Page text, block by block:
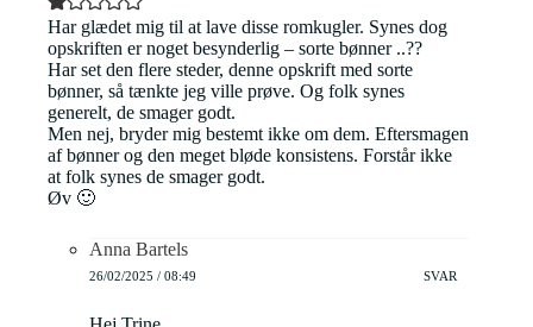
Har glædet mig til at lave disse romkugler. Synes dog
opskriften er noget besynderlig – sorte bønner ..??
Har set den flere steder, denne opskrift med sorte
bønner, så tænkte jeg ville prøve. Og folk synes
generelt, de smager godt.
Men nej, bryder mig bestemt ikke om dem. Eftersmagen
af bønner og den meget bløde konsistens. Forstår ikke
at folk synes de smager godt.
Øv 🙂
Anna Bartels
26/02/2025 / 08:49 SVAR